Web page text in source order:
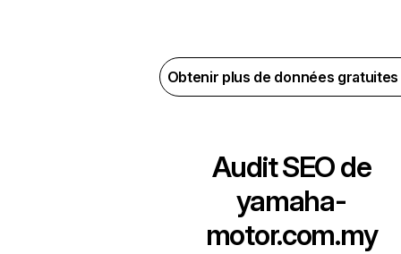
Obtenir plus de données
Audit SEO de
yamaha-
motor.com.my